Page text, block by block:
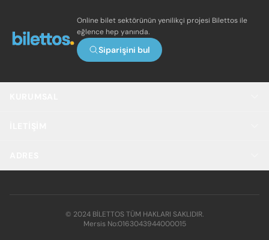
Online bilet sektörünün yenilikçi projesi Bilettos ile
eğlence hep yanında.
Siparişini bul
© 2024 BİLETTOS TÜM HAKLARI SAKLIDIR.
Mersis No:0163043944000015